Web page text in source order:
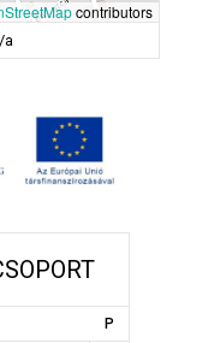
contributors
a
P